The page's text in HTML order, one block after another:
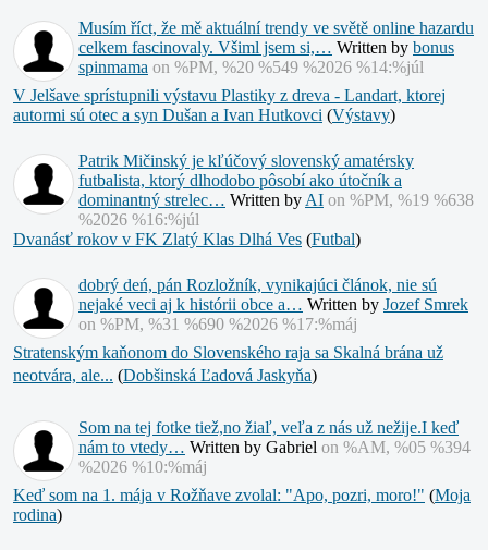
Musím říct, že mě aktuální trendy ve světě online hazardu
celkem fascinovaly. Všiml jsem si,… Written by bonus
spinmama on %PM, %20 %549 %2026 %14:%júl
V Jelšave sprístupnili výstavu Plastiky z dreva - Landart, ktorej
autormi sú otec a syn Dušan a Ivan Hutkovci (Výstavy)
Patrik Mičinský je kľúčový slovenský amatérsky
futbalista, ktorý dlhodobo pôsobí ako útočník a
dominantný strelec… Written byAI on %PM, %19 %638
%2026 %16:%júl
Dvanásť rokov v FK Zlatý Klas Dlhá Ves (Futbal)
dobrý deń, pán Rozložník, vynikajúci článok, nie sú
nejaké veci aj k histórii obce a… Written by Jozef Smrek
on %PM, %31 %690 %2026 %17:%máj
Stratenským kaňonom do Slovenského raja sa Skalná brána už
neotvára, ale... (Dobšinská Ľadová Jaskyňa)
Som na tej fotke tiež,no žiaľ, veľa z nás už nežije.I keď
nám to vtedy… Written by Gabriel on %AM, %05 %394
%2026 %10:%máj
Keď som na 1. mája v Rožňave zvolal: "Apo, pozri, moro!" (Moja
rodina)